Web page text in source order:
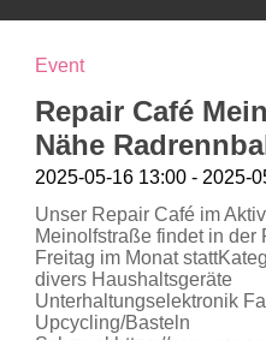
Event
Repair Café
Nähe
2025-05-16 13:00 - 2025-
Unser Repair Café im
Meinolfstraße findet in der
Freitag im Monat
divers Haushaltsgeräte
Unterhaltungselektronik
Upcycling/Basteln